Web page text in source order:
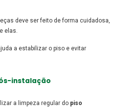
deve ser feito de forma cuidadosa,
elas.
a estabilizar o piso e evitar
instalação
a limpeza regular do piso